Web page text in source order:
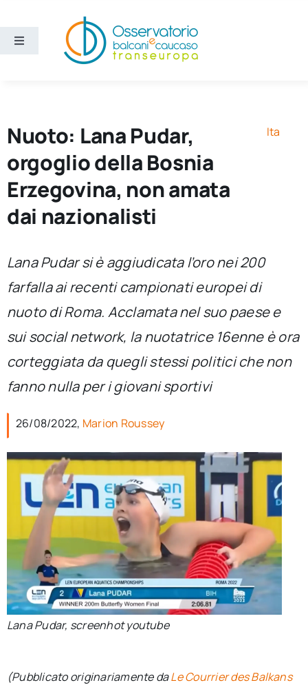
contenuto
Toggle
Ricerca e divulgazione
Sezioni
Chi siamo
per:
Newsletter
Nuoto: Lana Pudar,
orgoglio della Bosnia
Erzegovina, non amata
dai nazionalisti
Ita
Lana Pudar si è aggiudicata l’oro nei 200
farfalla ai recenti campionati europei di
nuoto di Roma. Acclamata nel suo paese e
sui social network, la nuotatrice 16enne è ora
corteggiata da quegli stessi politici che non
fanno nulla per i giovani sportivi
26/08/2022, Marion Roussey
Lana Pudar, screenhot youtube
(Pubblicato originariamente daLe Courrier des Balkans